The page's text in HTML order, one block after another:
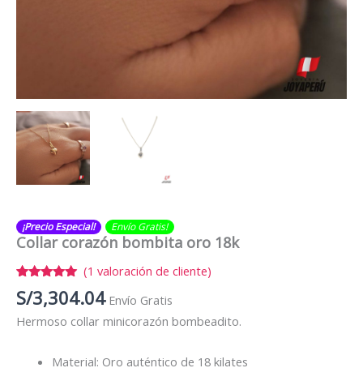
¡Precio Especial! Envío Gratis​​​!
Collar corazón bombita oro 18k
con5.00
de 5 en
base a
(1 valoración de cliente)
S/3,304.04 Envío Gratis
Hermoso collar minicorazón bombeadito.
Material: Oro auténtico de 18 kilates